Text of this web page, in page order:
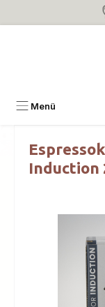
Zum Hauptinhalt
Menü
Induction